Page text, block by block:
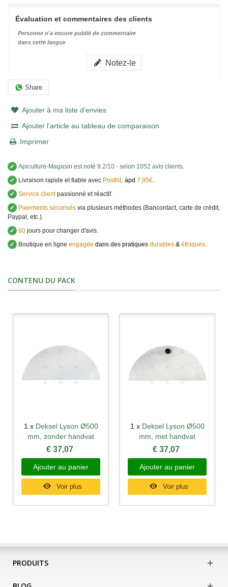
Évaluation et commentaires des clients
Personne n'a encore publié de commentaire
dans cette langue
Notez-le
Share
Ajouter à ma liste d'envies
Ajouter l'article au tableau de comparaison
Imprimer
✔ Apiculture-Magasin est noté 9.2/10 - selon 1052 avis clients.
✔
Livraison rapide et fiable avec PostNL àpd 7,95€.
✔ Service clientpassionné et réactif.
✔
Paiements sécurisés via plusieurs méthodes (Bancontact, carte de crédit,
Paypal, etc.).
✔ 60 jours pour changer d'avis.
✔
Boutique en ligne engagée dans des pratiques durables & éthiques.
CONTENU DU PACK
1 x Deksel Lyson Ø500
mm, zonder handvat
€ 37,07
Ajouter au panier
Voir plus
1 x Deksel Lyson Ø500
mm, met handvat
€ 37,07
Ajouter au panier
Voir plus
PRODUITS